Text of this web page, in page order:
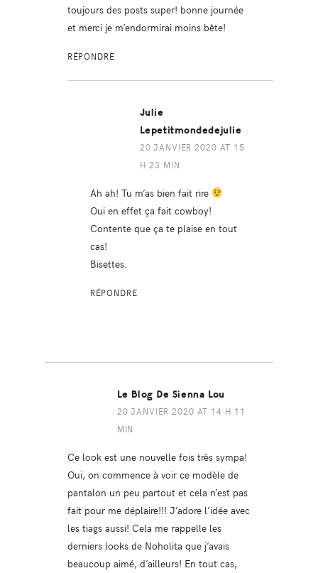
toujours des posts super! bonne journée
et merci je m’endormirai moins bête!
RÉPONDRE
Julie
Lepetitmondedejulie
20 JANVIER 2020 AT 15
H 23 MIN
Ah ah! Tu m’as bien fait rire
Oui en effet ça fait cowboy!
Contente que ça te plaise en tout
cas!
Bisettes.
RÉPONDRE
Le Blog De Sienna Lou
20 JANVIER 2020 AT 14 H 11
MIN
Ce look est une nouvelle fois très sympa!
Oui, on commence à voir ce modèle de
pantalon un peu partout et cela n’est pas
fait pour me déplaire!!! J’adore l’idée avec
les tiags aussi! Cela me rappelle les
derniers looks de Noholita que j’avais
beaucoup aimé, d’ailleurs! En tout cas,